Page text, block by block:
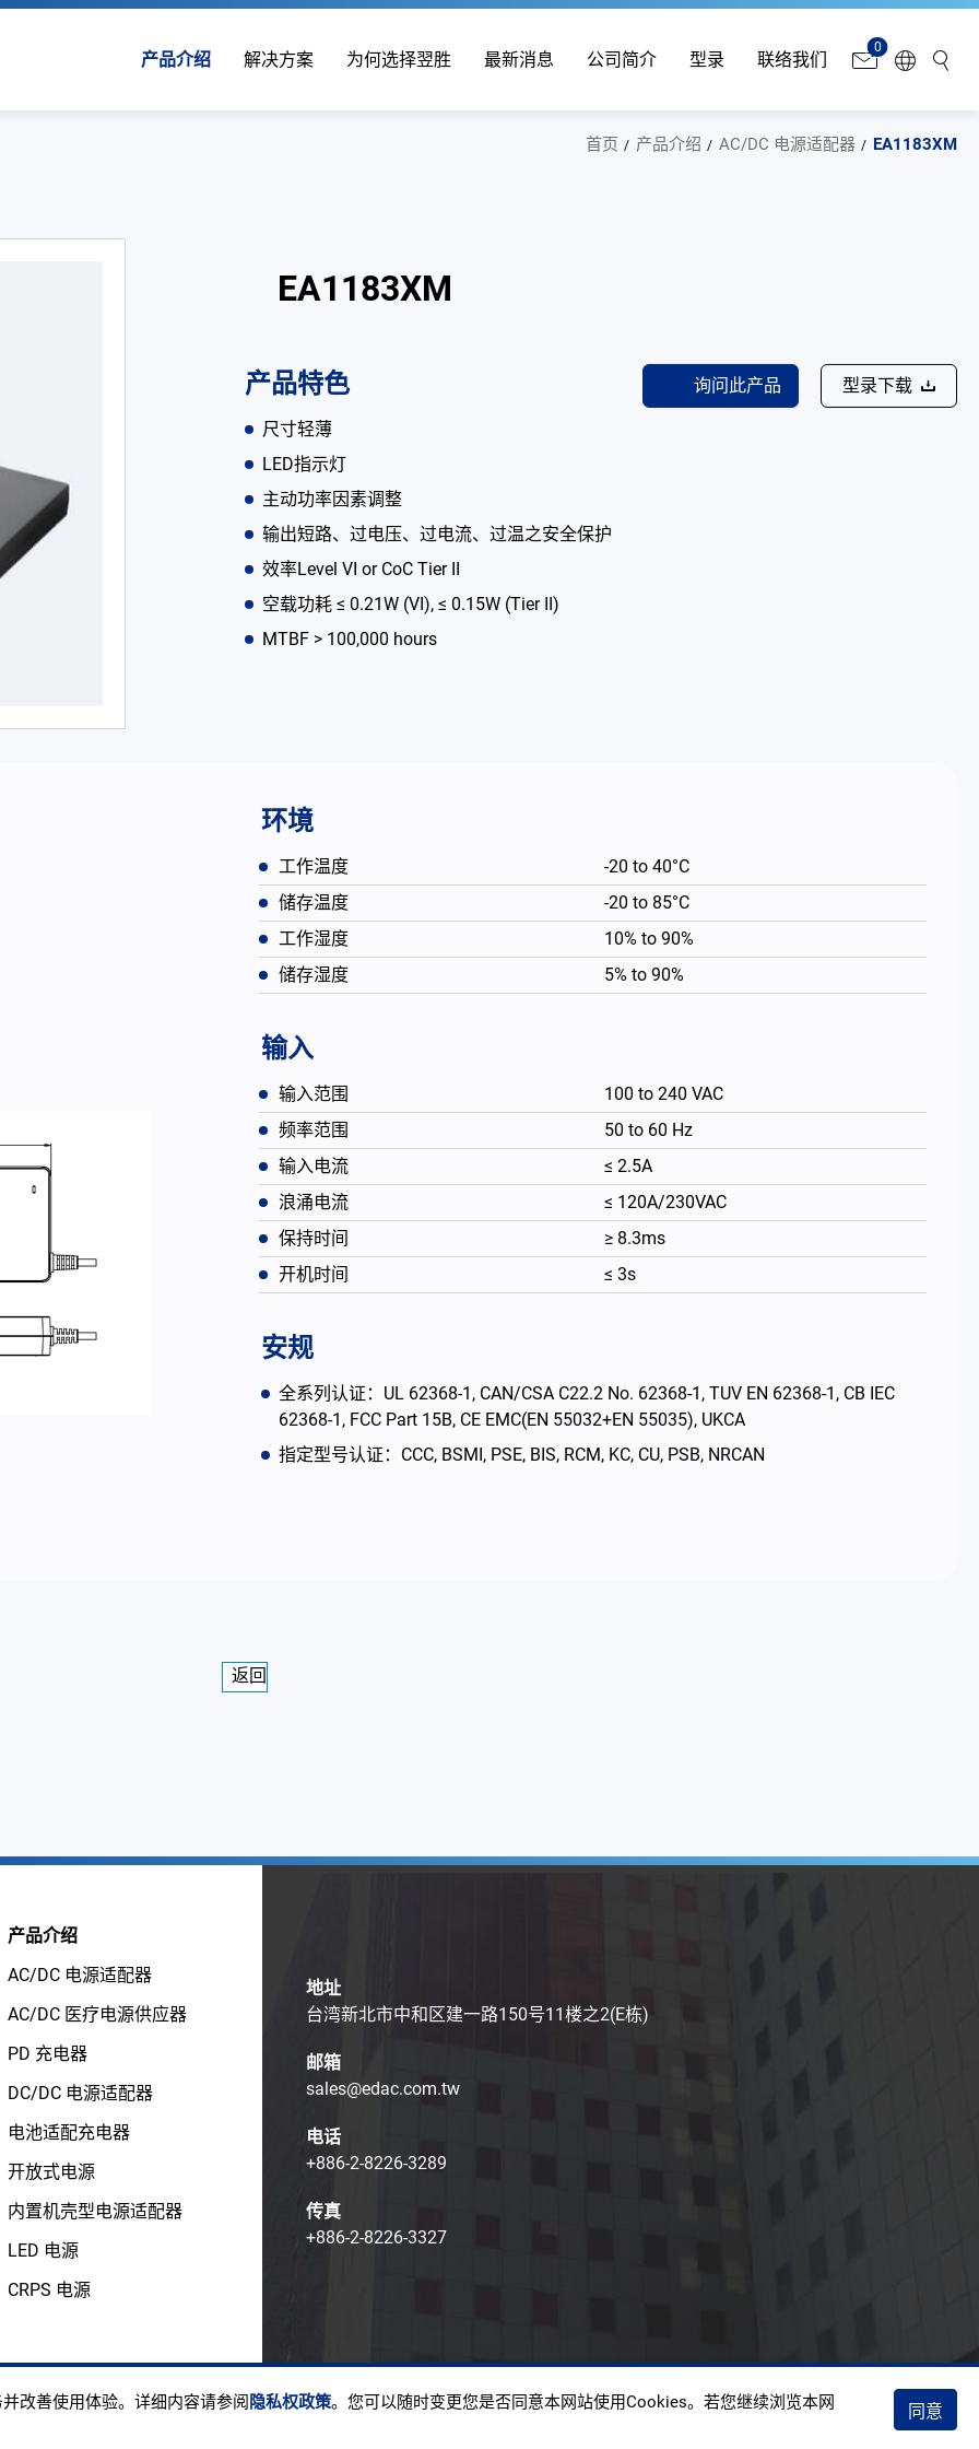
产品介绍 解决方案 为何选择翌胜 最新消息 公司简介 型录 联络我们
0
首页 产品介绍 AC/DC 电源适配器 EA1183XM
EA1183XM
产品特色
尺寸轻薄
LED指示灯
主动功率因素调整
输出短路、过电压、过电流、过温之安全保护
效率Level VI or CoC Tier II
空载功耗 ≤ 0.21W (VI), ≤ 0.15W (Tier II)
MTBF > 100,000 hours
询问此产品 型录下载
环境
工作温度
-20 to 40°C
储存温度
-20 to 85°C
工作湿度
10% to 90%
储存湿度
5% to 90%
输入
输入范围
100 to 240 VAC
频率范围
50 to 60 Hz
输入电流
≤ 2.5A
浪涌电流
≤ 120A/230VAC
保持时间
≥ 8.3ms
开机时间
≤ 3s
安规
全系列认证：UL 62368-1, CAN/CSA C22.2 No. 62368-1, TUV EN 62368-1, CB IEC
62368-1, FCC Part 15B, CE EMC(EN 55032+EN 55035), UKCA
指定型号认证：CCC, BSMI, PSE, BIS, RCM, KC, CU, PSB, NRCAN
返回
产品介绍
AC/DC 电源适配器
AC/DC 医疗电源供应器
PD 充电器
DC/DC 电源适配器
电池适配充电器
开放式电源
内置机壳型电源适配器
LED 电源
CRPS 电源
地址
台湾新北市中和区建一路150号11楼之2(E栋)
邮箱
sales@edac.com.tw
电话
+886-2-8226-3289
传真
+886-2-8226-3327
© EDAC POWER ELECTRONICS CO., LTD. 使用条款 隐私权政策
改善使用体验。详细内容请参阅 隐私权政策。您可以随时变更您是否同意本网站使用Cookies。若您继续浏览本网 同意